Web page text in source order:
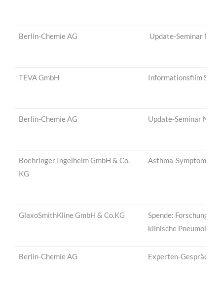
Berlin-Chemie AG Update-Seminar
TEVA GmbH Informationsfilm
Berlin-Chemie AG Update-Seminar
Boehringer Ingelheim GmbH & Co.
KG
Asthma-
GlaxoSmithKline GmbH & Co.KG
Spende:
klinische Pneumologie
Berlin-Chemie AG Experten-Gespräch